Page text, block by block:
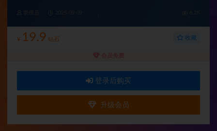
6.2K
¥ 19.9 钻石 收藏
会员免费
登录后购买
升级会员